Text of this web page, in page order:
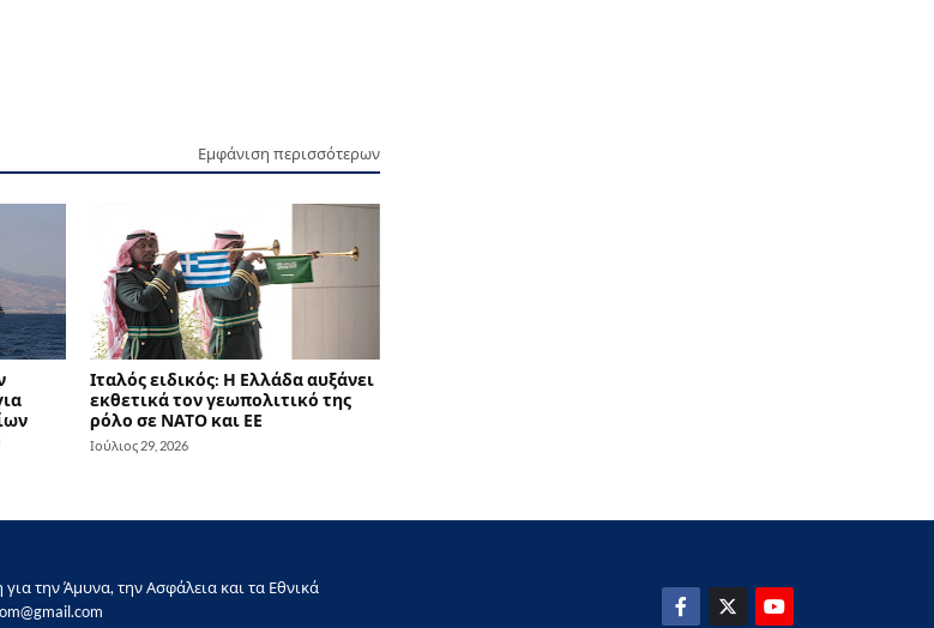
Εμφάνιση περισσότερων
Ιταλός ειδικός: Η Ελλάδα αυξάνει
εκθετικά τον γεωπολιτικό της
ρόλο σε ΝΑΤΟ και ΕΕ
Ιούλιος 29, 2026
την Άμυνα, την Ασφάλεια και τα Εθνικά